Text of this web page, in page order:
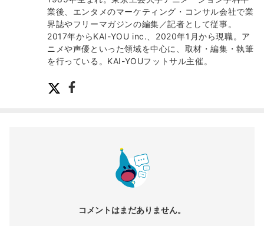
業後、エンタメのマーケティング・コンサル会社で業
界誌やフリーマガジンの編集／記者として従事。
2017年からKAI-YOU inc.、2020年1月から現職。ア
ニメや声優といった領域を中心に、取材・編集・執筆
を行っている。KAI-YOUフットサル主催。
コメントはまだありません。